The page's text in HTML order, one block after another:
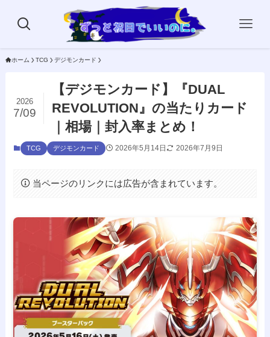
ホーム TCG デジモンカード
【デジモンカード】『DUAL
REVOLUTION』の当たりカード
｜相場｜封入率まとめ！
2026
7/09
TCG デジモンカード 2026年5月14日 2026年7月9日
当ページのリンクには広告が含まれています。